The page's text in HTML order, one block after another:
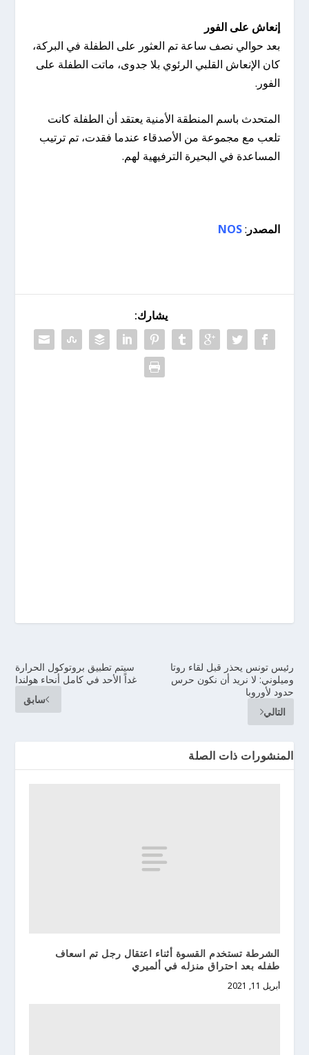
إنعاش على الفور
بعد حوالي نصف ساعة تم العثور على الطفلة في البركة،
كان الإنعاش القلبي الرئوي بلا جدوى، ماتت الطفلة على
الفور.
المتحدث باسم المنطقة الأمنية يعتقد أن الطفلة كانت
تلعب مع مجموعة من الأصدقاء عندما فقدت، تم ترتيب
المساعدة في البحيرة الترفيهية لهم.
المصدر :
NOS
يشارك:
سيتم تطبيق بروتوكول الحرارة
غداً الأحد في كامل أنحاء هولندا
سابق
رئيس تونس يحذر قبل لقاء روتا
وميلوني: لا نريد أن نكون حرس
حدود لأوروبا
التالي
المنشورات ذات الصلة
الشرطة تستخدم القسوة أثناء اعتقال رجل تم اسعاف
طفله بعد احتراق منزله في ألميري
أبريل 11, 2021